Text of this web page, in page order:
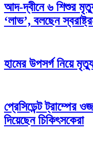
আদ-দ্বীনে ৬ শিশুর
‘লাভ’, বলছেন
হামের উপসর্গ নিয়ে
প্রেসিডেন্ট ট্রাম্পের
দিয়েছেন চিকিৎসকেরা